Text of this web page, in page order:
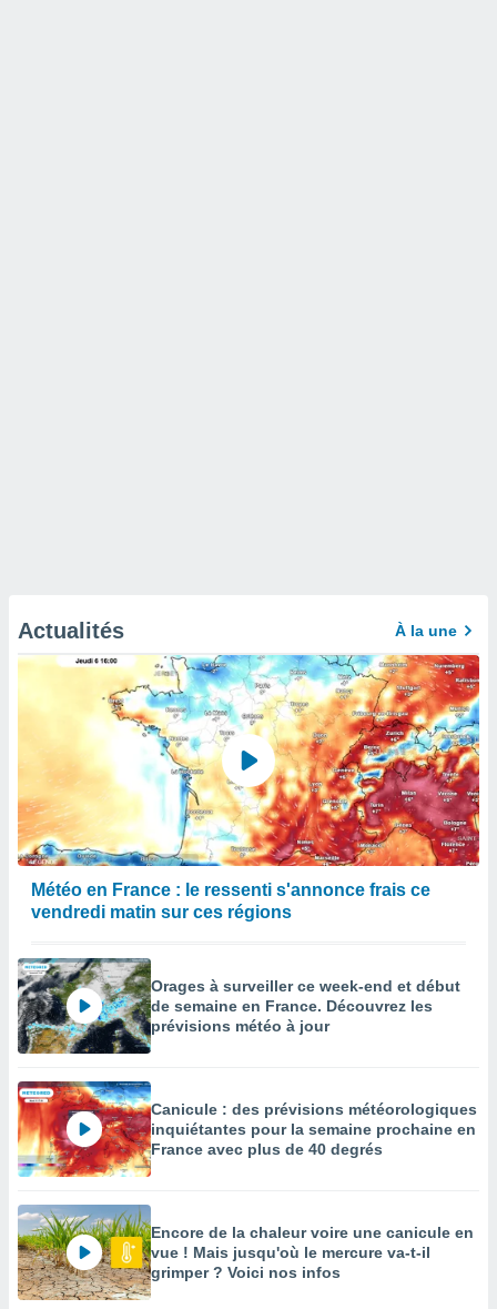
Actualités À la une
Météo en France : le ressenti s'annonce frais ce
vendredi matin sur ces régions
Orages à surveiller ce week-end et début
de semaine en France. Découvrez les
prévisions météo à jour
Canicule : des prévisions météorologiques
inquiétantes pour la semaine prochaine en
France avec plus de 40 degrés
Encore de la chaleur voire une canicule en
vue ! Mais jusqu'où le mercure va-t-il
grimper ? Voici nos infos